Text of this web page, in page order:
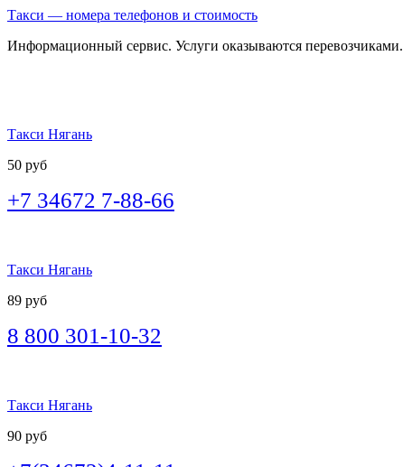
Такси — номера телефонов и стоимость
Информационный сервис. Услуги оказываются перевозчиками.
Такси Нягань
50 руб
+7 34672 7-88-66
Такси Нягань
89 руб
8 800 301-10-32
Такси Нягань
90 руб